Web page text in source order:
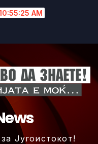
AM
Југоистокот!